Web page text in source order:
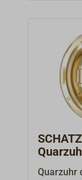
sich hier
poliert
Quarzuhr